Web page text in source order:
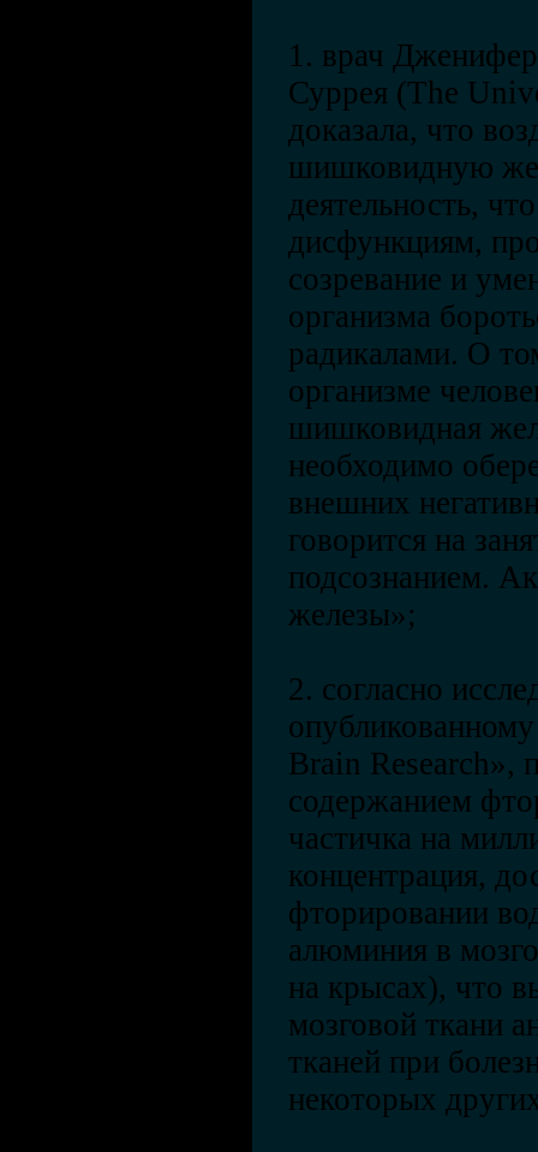
1. врач
Суррея (The
доказала, что
шишковидную
деятельность,
дисфункциям,
созревание и
организма
радикалами. О
организме
шишковидная
необходимо
внешних
говорится на
подсознанием.
железы»;
2. согласно
Brain Research»,
содержанием
частичка на
концентрация,
фторировании
алюминия в
на крысах), что
мозговой ткани
тканей при
некоторых